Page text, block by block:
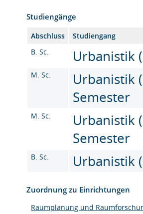
Studiengänge
Abschluss
Studiengang
B. Sc.
Urbanistik
M. Sc.
Urbanistik
Semester
M. Sc.
Urbanistik
Semester
B. Sc. Urbanistik
Zuordnung zu Einrichtungen
Raumplanung und